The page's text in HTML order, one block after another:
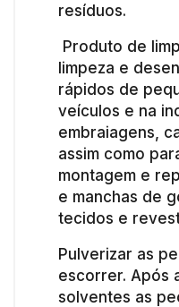
resíduos.
Produto de
limpeza e
rápidos de
veículos e na
embraiagens,
assim como
montagem e
e manchas de
tecidos e
Pulverizar as
escorrer. Após
solventes as